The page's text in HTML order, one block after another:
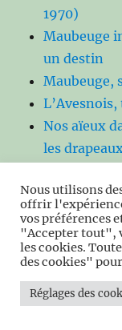
1970)
Maubeuge
un destin
Maubeuge,
Nos aïeux
les
siècles
Les modes
fil du temps
Avesnois :
face au
Femmes de
Nous utilisons
offrir
vos préférences
"Accepter tout",
les cookies.
des cookies"
Réglages des